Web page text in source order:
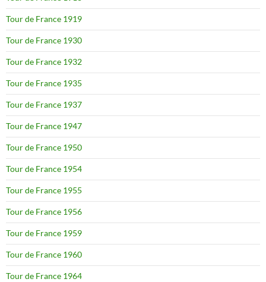
Tour de France 1919
Tour de France 1930
Tour de France 1932
Tour de France 1935
Tour de France 1937
Tour de France 1947
Tour de France 1950
Tour de France 1954
Tour de France 1955
Tour de France 1956
Tour de France 1959
Tour de France 1960
Tour de France 1964